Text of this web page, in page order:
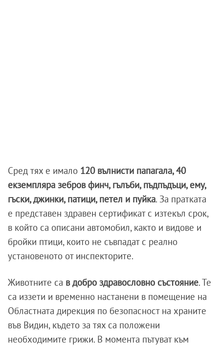
Сред тях е имало 120 вълнисти папагала, 40
екземпляра зебров финч, гълъби, пъдпъдъци, ему,
гъски, джинки, патици, петел и пуйка. За пратката
е представен здравен сертификат с изтекъл срок,
в който са описани автомобил, както и видове и
бройки птици, които не съвпадат с реално
установеното от инспекторите.
Животните са в добро здравословно състояние. Те
са иззети и временно настанени в помещение на
Областната дирекция по безопасност на храните
във Видин, където за тях са положени
необходимите грижи. В момента пътуват към